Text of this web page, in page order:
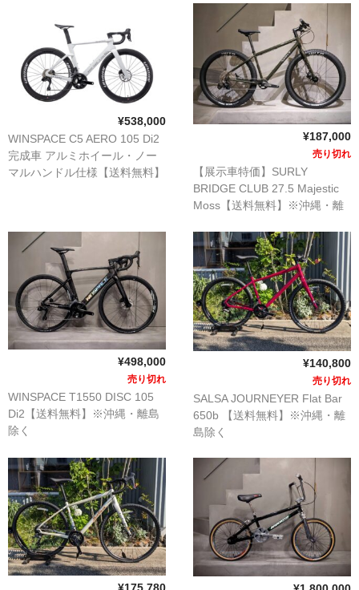
¥538,000
WINSPACE C5 AERO 105 Di2
完成車 アルミホイール・ノー
マルハンドル仕様【送料無料】
¥187,000
売り切れ
【展示車特価】SURLY
BRIDGE CLUB 27.5 Majestic
Moss【送料無料】※沖縄・離
¥498,000
売り切れ
WINSPACE T1550 DISC 105
Di2【送料無料】※沖縄・離島
除く
¥140,800
売り切れ
SALSA JOURNEYER Flat Bar
650b 【送料無料】※沖縄・離
島除く